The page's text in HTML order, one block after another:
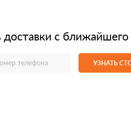
доставки с ближайшего
УЗНАТЬ